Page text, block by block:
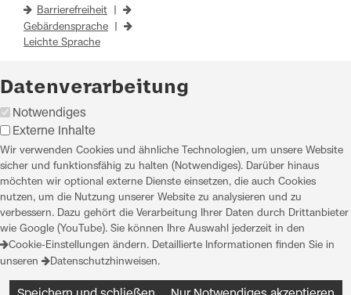
Barrierefreiheit
Gebärdensprache
Leichte Sprache
Datenverarbeitung
Notwendiges
Externe Inhalte
Wir verwenden Cookies und ähnliche Technologien, um unsere Website
sicher und funktionsfähig zu halten (Notwendiges). Darüber hinaus
möchten wir optional externe Dienste einsetzen, die auch Cookies
nutzen, um die Nutzung unserer Website zu analysieren und zu
verbessern. Dazu gehört die Verarbeitung Ihrer Daten durch Drittanbieter
wie Google (YouTube). Sie können Ihre Auswahl jederzeit in den
Cookie-Einstellungen ändern. Detaillierte Informationen finden Sie in
unseren
Datenschutzhinweisen.